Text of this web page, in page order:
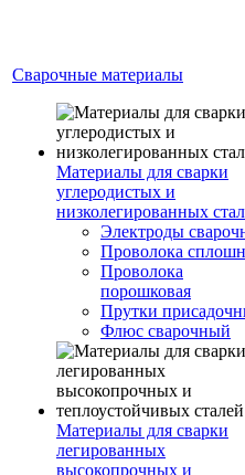
Сварочные материалы
Материалы для сварки
углеродистых и
низколегированных
Электроды
Проволока
Проволока
порошковая
Прутки
Флюс сварочный
Материалы для сварки
легированных
высокопрочных и